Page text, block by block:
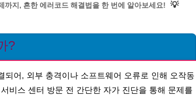
까지, 흔한 에러코드 해결법을 한 번에 알아보세요! 💡
?
되어, 외부 충격이나 소프트웨어 오류로 인해 오작동
비스 센터 방문 전 간단한 자가 진단을 통해 문제를